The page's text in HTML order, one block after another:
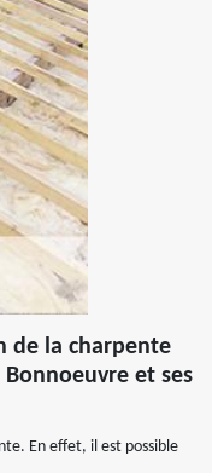
de la charpente
et ses
En effet, il est possible